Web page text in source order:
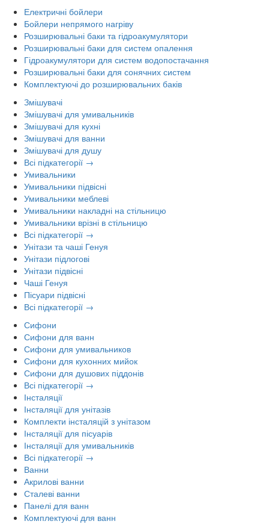
Електричні бойлери
Бойлери непрямого нагріву
Розширювальні баки та гідроакумулятори
Розширювальні баки для систем опалення
Гідроакумулятори для систем водопостачання
Розширювальні баки для сонячних систем
Комплектуючі до розширювальних баків
Змішувачі
Змішувачі для умивальників
Змішувачі для кухні
Змішувачі для ванни
Змішувачі для душу
Всі підкатегорії →
Умивальники
Умивальники підвісні
Умивальники меблеві
Умивальники накладні на стільницю
Умивальники врізні в стільницю
Всі підкатегорії →
Унітази та чаші Генуя
Унітази підлогові
Унітази підвісні
Чаші Генуя
Пісуари підвісні
Всі підкатегорії →
Сифони
Сифони для ванн
Сифони для умивальников
Сифони для кухонних мийок
Сифони для душових піддонів
Всі підкатегорії →
Інсталяції
Інсталяції для унітазів
Комплекти інсталяцій з унітазом
Інсталяції для пісуарів
Інсталяції для умивальників
Всі підкатегорії →
Ванни
Акрилові ванни
Сталеві ванни
Панелі для ванн
Комплектуючі для ванн